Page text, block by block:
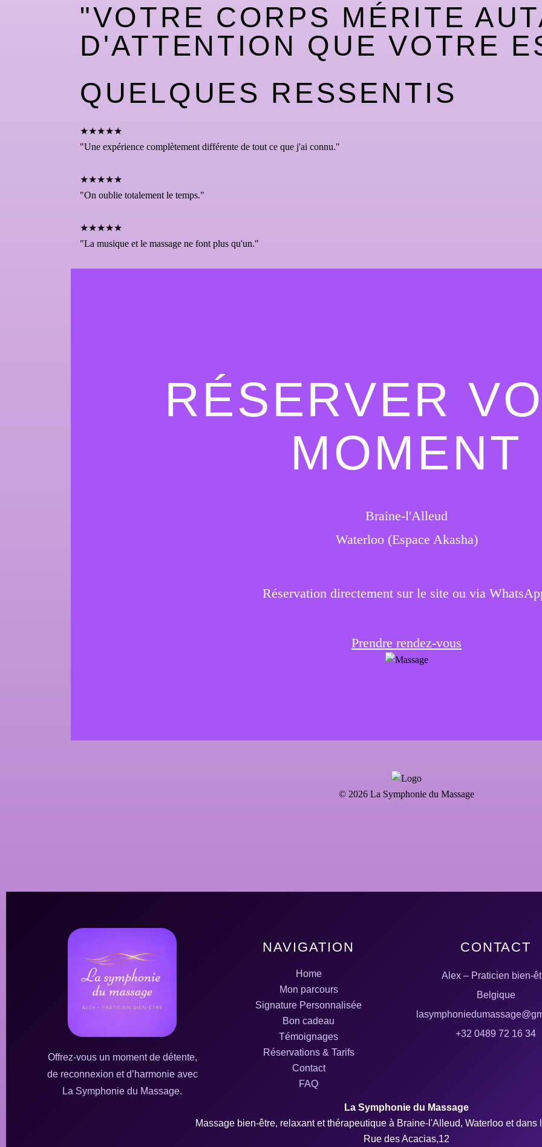
"VOTRE CORPS MÉRITE
D'ATTENTION QUE VOTRE
QUELQUES RESSENTIS
★★★★★
"Une expérience complètement différente de tout ce que j'ai connu."
★★★★★
"On oublie totalement le temps."
★★★★★
"La musique et le massage ne font plus qu'un."
RÉSERVER
MOMENT
Braine-l'Alleud
Waterloo (Espace Akasha)
Réservation directement sur le site ou via
Prendre rendez-vous
© 2026 La Symphonie du Massage
Offrez-vous un moment de détente,
de reconnexion et d’harmonie avec
La Symphonie du Massage.
NAVIGATION
Home
Mon parcours
Signature Personnalisée
Bon cadeau
Témoignages
Réservations & Tarifs
Contact
FAQ
CONTACT
Alex – Praticien bien-
Belgique
+32 0489 72 16 34
La Symphonie du Massage
Massage bien-être, relaxant et thérapeutique à Braine-l'Alleud, Waterloo et dans
Rue des Acacias,12